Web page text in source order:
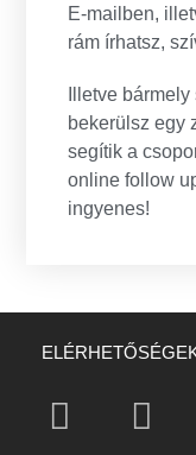
E-mailben,
rám írhatsz,
Illetve
bekerülsz egy
segítik a
online follow
ingyenes!